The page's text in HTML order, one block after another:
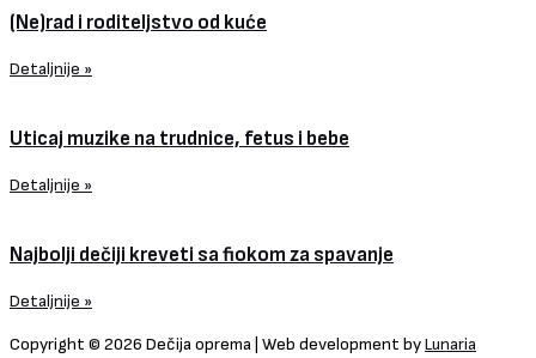
(Ne)rad i roditeljstvo od kuće
Detaljnije »
Uticaj muzike na trudnice, fetus i bebe
Detaljnije »
Najbolji dečiji kreveti sa fiokom za spavanje
Detaljnije »
Copyright © 2026 Dečija oprema | Web development byLunaria